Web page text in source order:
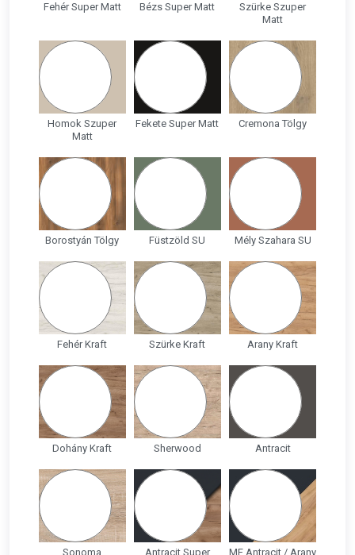
Fehér Super Matt Bézs Super Matt
Szürke Szuper
Matt
Homok Szuper
Matt
Fekete Super Matt Cremona Tölgy
Borostyán Tölgy Füstzöld SU Mély Szahara SU
Fehér Kraft Szürke Kraft Arany Kraft
Dohány Kraft Sherwood Antracit
Sonoma Antracit Super MF Antracit / Arany